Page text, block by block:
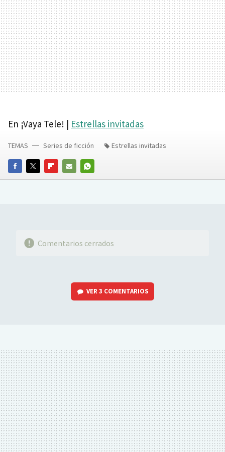
En ¡Vaya Tele! | Estrellas invitadas
FACEBOOKTWITTERFLIPBOARD
E-
WHATSAPP
TEMAS Series de ficción Estrellas invitadas
Comentarios cerrados
VER3 COMENTARIOS